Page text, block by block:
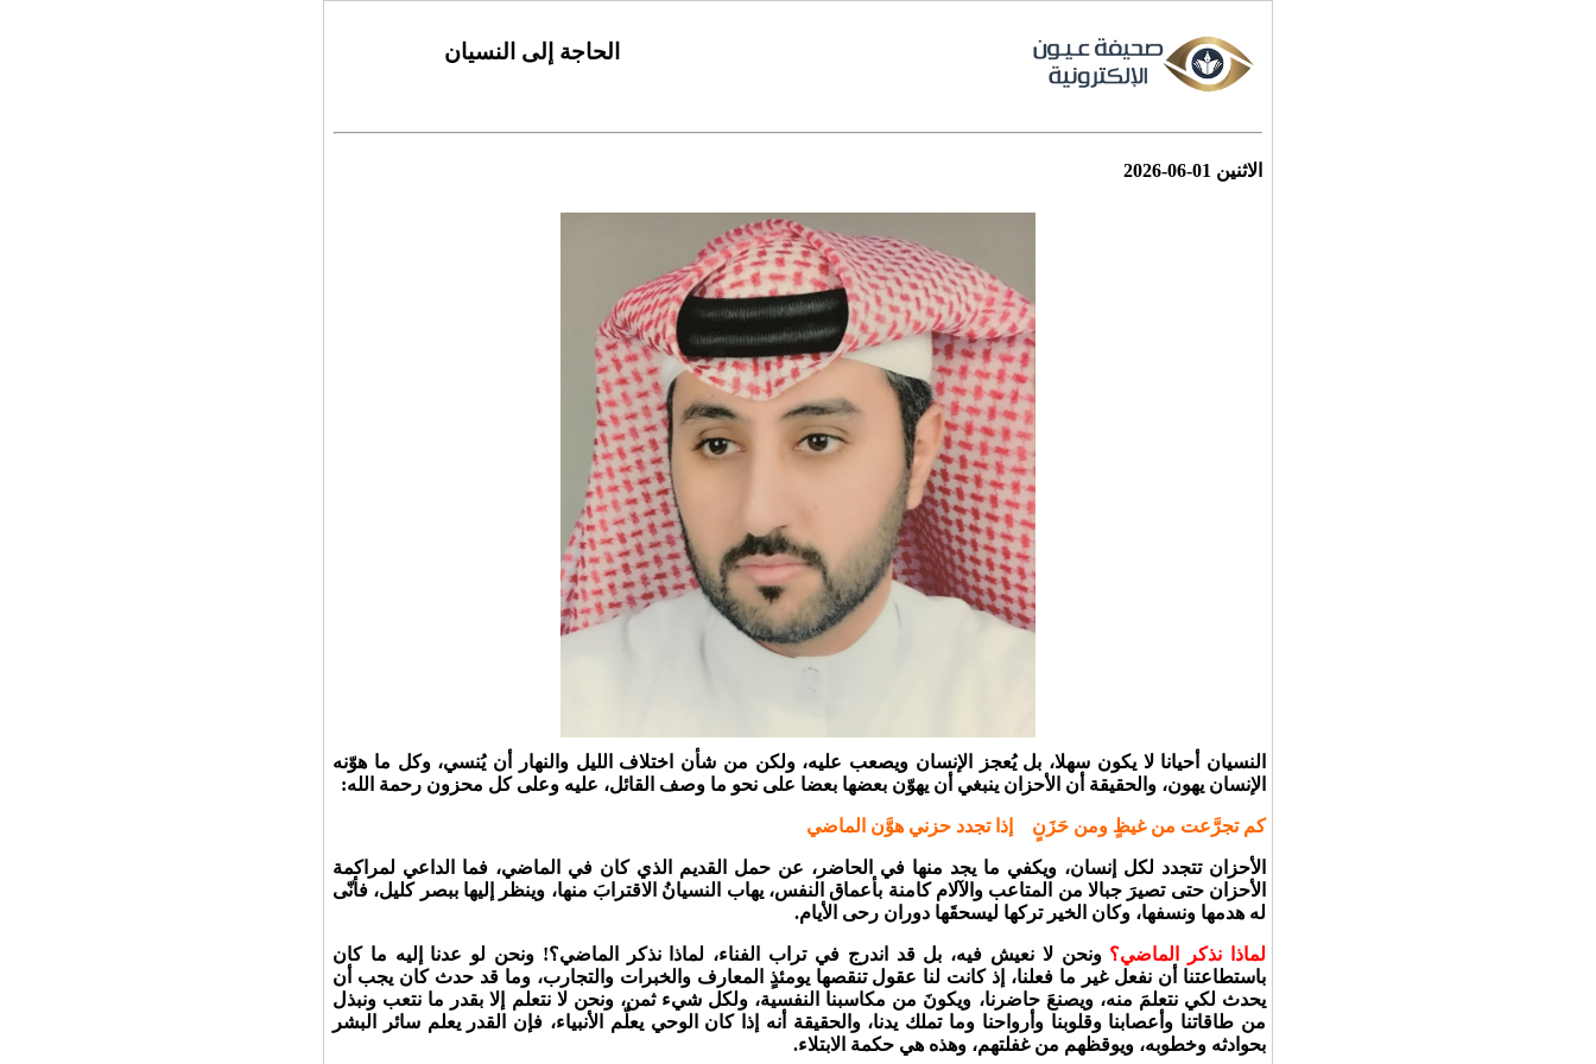
الحاجة إلى النسيان
الاثنين 2026-06-01
النسيان أحيانا لا يكون سهلا، بل يُعجز الإنسان ويصعب عليه، ولكن من شأن اختلاف الليل والنهار أن يُنسي، وكل ما هوّنه
الإنسان يهون، والحقيقة أن الأحزان ينبغي أن يهوّن بعضها بعضا على نحو ما وصف القائل، عليه وعلى كل محزون رحمة الله:
كم تجرَّعت من غيظٍ ومن حَزَنٍ إذا تجدد حزني هوَّن الماضي
الأحزان تتجدد لكل إنسان، ويكفي ما يجد منها في الحاضر، عن حمل القديم الذي كان في الماضي، فما الداعي لمراكمة
الأحزان حتى تصيرَ جبالا من المتاعب والآلام كامنة بأعماق النفس، يهاب النسيانُ الاقترابَ منها، وينظر إليها ببصر كليل، فأنّى
له هدمها ونسفها، وكان الخير تركها ليسحقَها دوران رحى الأيام.
لماذا نذكر الماضي؟ ونحن لا نعيش فيه، بل قد اندرج في تراب الفناء، لماذا نذكر الماضي؟! ونحن لو عدنا إليه ما كان
باستطاعتنا أن نفعل غير ما فعلنا، إذ كانت لنا عقول تنقصها يومئذٍ المعارف والخبرات والتجارب، وما قد حدث كان يجب أن
يحدث لكي نتعلمَ منه، ويصنعَ حاضرنا، ويكونَ من مكاسبنا النفسية، ولكل شيء ثمن، ونحن لا نتعلم إلا بقدر ما نتعب ونبذل
من طاقاتنا وأعصابنا وقلوبنا وأرواحنا وما تملك يدنا، والحقيقة أنه إذا كان الوحي يعلّم الأنبياء، فإن القدر يعلم سائر البشر
بحوادثه وخطوبه، ويوقظهم من غفلتهم، وهذه هي حكمة الابتلاء.